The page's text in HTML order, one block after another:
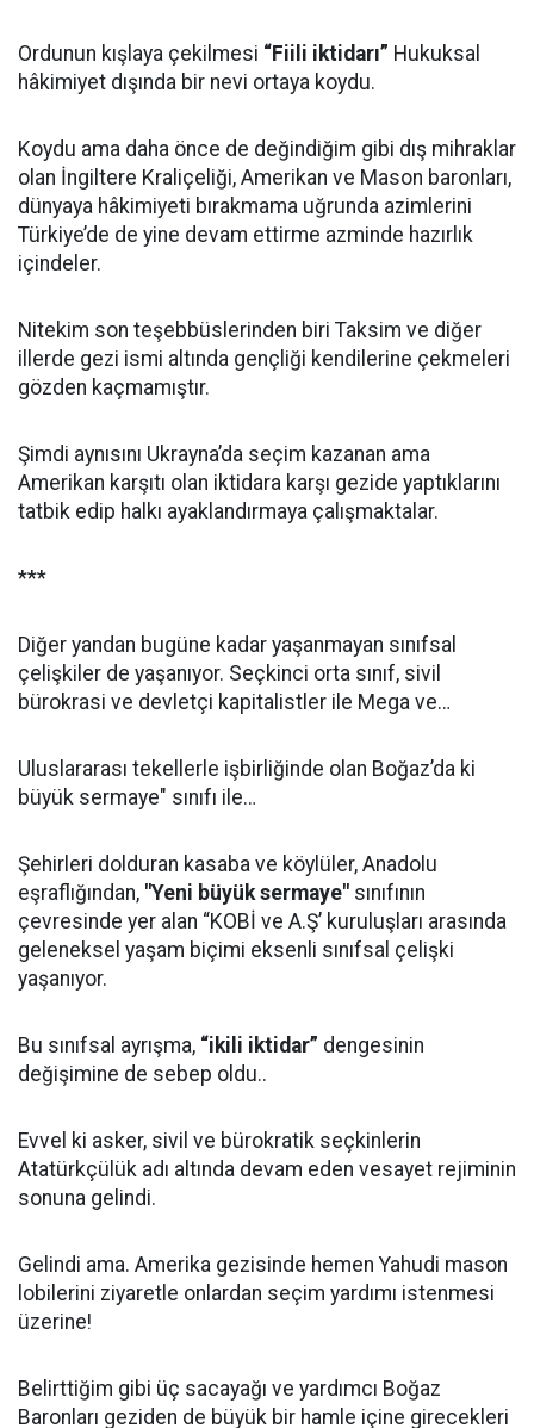
Ordunun kışlaya çekilmesi “Fiili iktidarı” Hukuksal
hâkimiyet dışında bir nevi ortaya koydu.
Koydu ama daha önce de değindiğim gibi dış mihraklar
olan İngiltere Kraliçeliği, Amerikan ve Mason baronları,
dünyaya hâkimiyeti bırakmama uğrunda azimlerini
Türkiye’de de yine devam ettirme azminde hazırlık
içindeler.
Nitekim son teşebbüslerinden biri Taksim ve diğer
illerde gezi ismi altında gençliği kendilerine çekmeleri
gözden kaçmamıştır.
Şimdi aynısını Ukrayna’da seçim kazanan ama
Amerikan karşıtı olan iktidara karşı gezide yaptıklarını
tatbik edip halkı ayaklandırmaya çalışmaktalar.
***
Diğer yandan bugüne kadar yaşanmayan sınıfsal
çelişkiler de yaşanıyor. Seçkinci orta sınıf, sivil
bürokrasi ve devletçi kapitalistler ile Mega ve…
Uluslararası tekellerle işbirliğinde olan Boğaz’da ki
büyük sermaye" sınıfı ile…
Şehirleri dolduran kasaba ve köylüler, Anadolu
eşraflığından, "Yeni büyük sermaye" sınıfının
çevresinde yer alan “KOBİ ve A.Ş’ kuruluşları arasında
geleneksel yaşam biçimi eksenli sınıfsal çelişki
yaşanıyor.
Bu sınıfsal ayrışma, “ikili iktidar” dengesinin
değişimine de sebep oldu..
Evvel ki asker, sivil ve bürokratik seçkinlerin
Atatürkçülük adı altında devam eden vesayet rejiminin
sonuna gelindi.
Gelindi ama. Amerika gezisinde hemen Yahudi mason
lobilerini ziyaretle onlardan seçim yardımı istenmesi
üzerine!
Belirttiğim gibi üç sacayağı ve yardımcı Boğaz
Baronları geziden de büyük bir hamle içine girecekleri